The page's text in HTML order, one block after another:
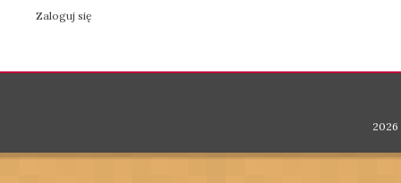
Zaloguj się
2026